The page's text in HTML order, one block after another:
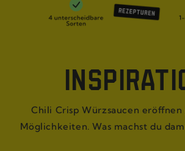
Chili Crisp Würzsaucen eröffnen
Möglichkeiten. Was machst du